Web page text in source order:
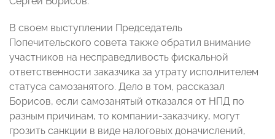
В своем выступлении Председатель
Попечительского совета также обратил внимание
участников на несправедливость фискальной
ответственности заказчика за утрату исполнителем
статуса самозанятого. Дело в том, рассказал
Борисов, если самозанятый отказался от НПД по
разным причинам, то компании-заказчику, могут
грозить санкции в виде налоговых доначислений,